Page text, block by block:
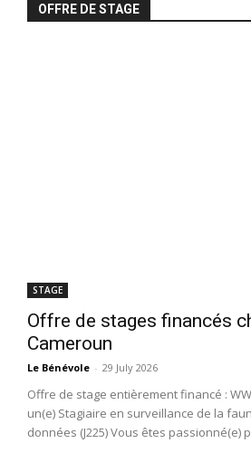
OFFRE DE STAGE
STAGE
Offre de stages financés
Cameroun
Le Bénévole - 29 July 2026
Offre de stage entièrement financé :
un(e) Stagiaire en surveillance de la
données (J225) Vous êtes passionné(e)